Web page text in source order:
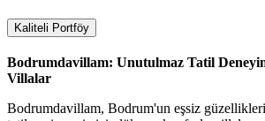
Kaliteli Portföy
Bodrumdavillam: Unutulmaz Tatil
Villalar
Bodrumdavillam, Bodrum'un eşsiz